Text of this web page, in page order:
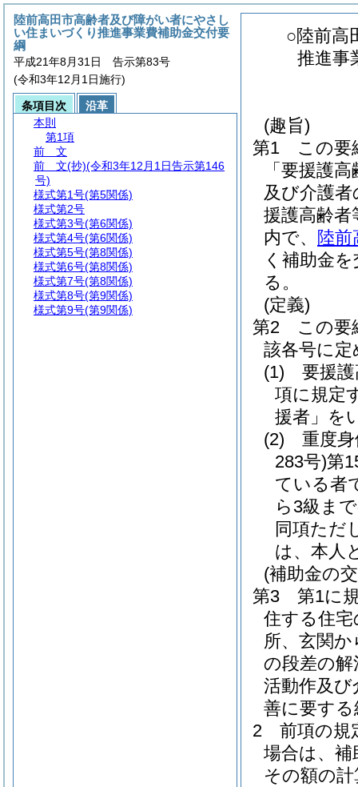
○陸前高
推進事
(趣旨)
第1 この要
「要援護
及び介護
援護高齢
内で、 陸前
く補助金
る。
(定義)
第2 この要
該各号に
(1) 要援護
項に規定
援者」を
(2) 重度身
283号)第
ている者
ら3級ま
同項ただ
は、本人
(補助金の
第3 第1に規
住する住宅
所、玄関
の段差の
活動作及
善に要す
2 前項の規
場合は、
その額の
陸前高田市高齢者及び障がい者にやさし
い住まいづくり推進事業費補助金交付要
綱
平成21年8月31日 告示第83号
(令和3年12月1日施行)
条項目次
沿革
本則
第1項
前 文
前 文(抄)(令和3年12月1日告示第146
号)
様式第1号(第5関係)
様式第2号
様式第3号(第6関係)
様式第4号(第6関係)
様式第5号(第8関係)
様式第6号(第8関係)
様式第7号(第8関係)
様式第8号(第9関係)
様式第9号(第9関係)